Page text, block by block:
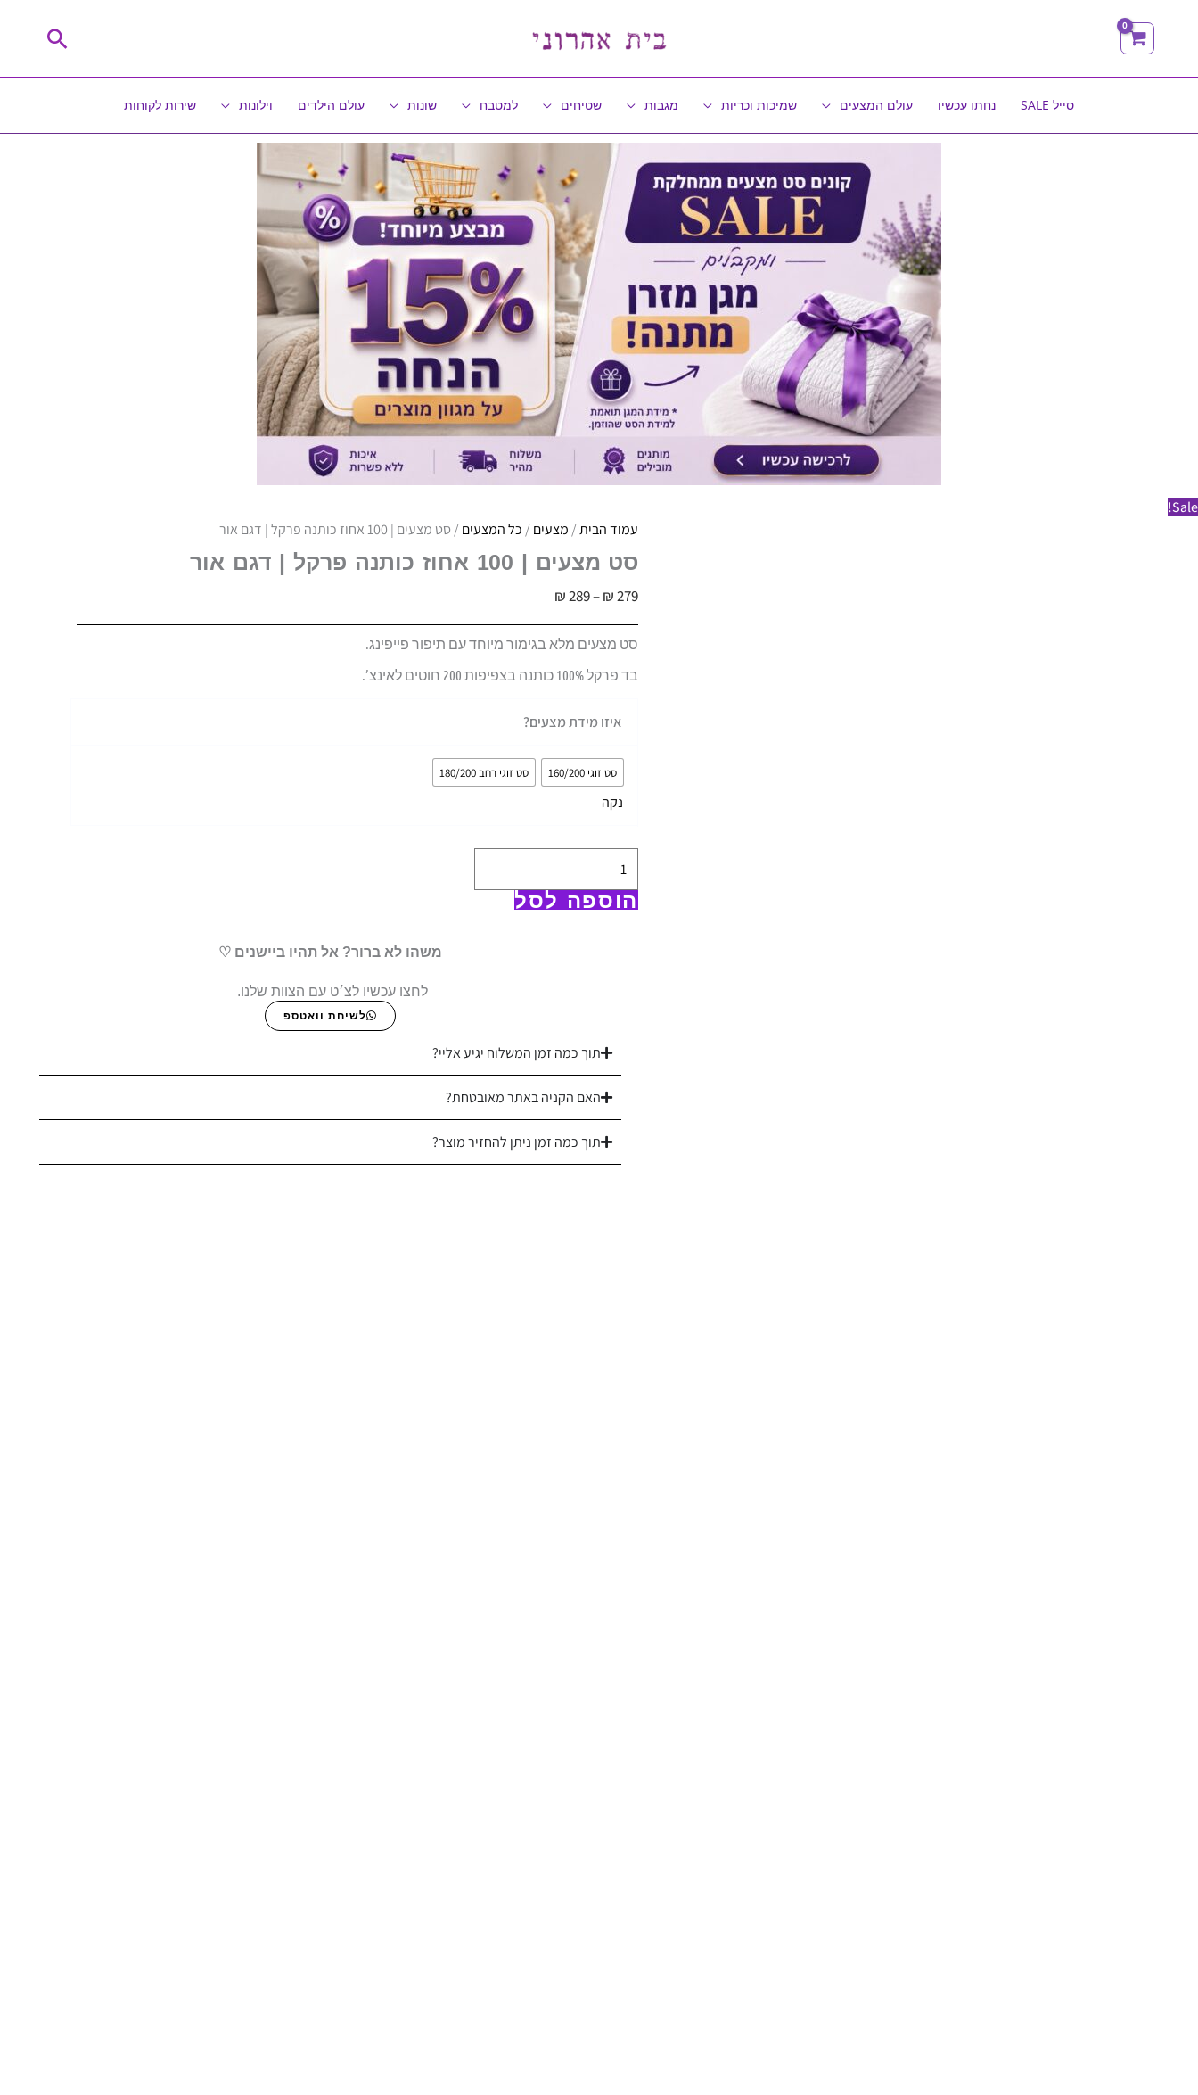
חיפוש
סייל SALE נחתו עכשיו עולם המצעים שמיכות וכריות מגבות שטיחים למטבח שונות עולם הילדים וילונות שירות לקוחות
Sale!
עמוד הבית/ מצעים / כל המצעים / סט מצעים | 100 אחוז כותנה פרקל | דגם אור
סט מצעים | 100 אחוז כותנה פרקל | דגם אור
₪279
–
₪289
טווח
מחירים:
⁦₪ 279⁩
עד
סט מצעים מלא בגימור מיוחד עם תיפור פייפינג.
בד פרקל 100% כותנה בצפיפות 200 חוטים לאינצ’.
איזו מידת מצעים?
סט זוגי 160/200 סט זוגי רחב 180/200
נקה
סט
מצעים
אחוז
כותנה
הוספה לסל
משהו לא ברור? אל תהיו ביישנים ♡
לחצו עכשיו לצ׳ט עם הצוות שלנו.
לשיחת וואטספ
תוך כמה זמן המשלוח יגיע אליי?
האם הקניה באתר מאובטחת?
תוך כמה זמן ניתן להחזיר מוצר?